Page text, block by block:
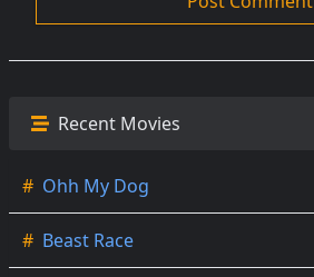
Recent Movies
# Ohh My Dog
# Beast Race